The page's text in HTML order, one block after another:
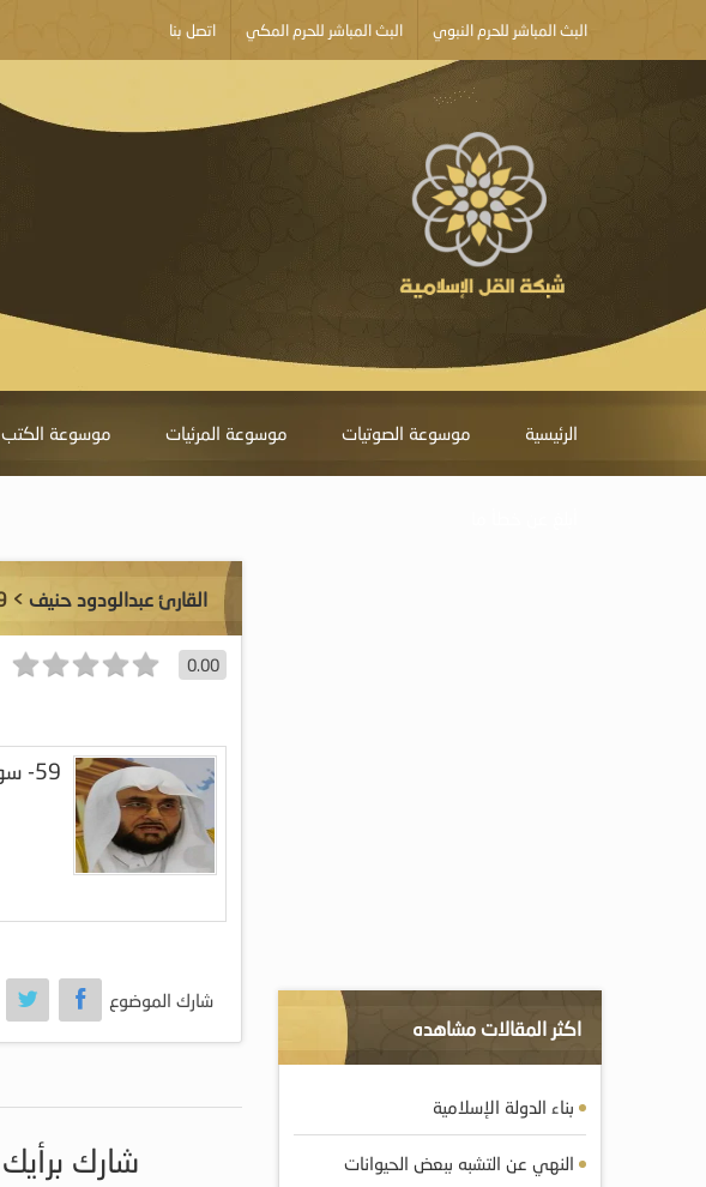
البث المباشر للحرم النبوي البث المباشر للحرم المكي اتصل بنا
الرئيسية موسوعة الصوتيات موسوعة المرئيات موسوعة الكتب
القارئ عبدالودود حنيف > 59- سورة الحشر
0.00
59- سورة الحشر
شارك الموضوع
شارك برأيك
اكثر المقالات مشاهده
بناء الدولة الإسلامية
النهي عن التشبه ببعض الحيوانات